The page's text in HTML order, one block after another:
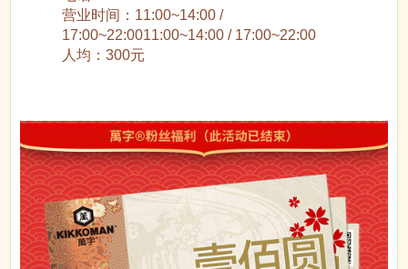
营业时间：11:00~14:00 /
17:00~22:0011:00~14:00 / 17:00~22:00
人均：300元